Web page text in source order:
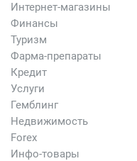
Интернет-магазины
Финансы
Туризм
Фарма-препараты
Кредит
Услуги
Гемблинг
Недвижимость
Forex
Инфо-товары